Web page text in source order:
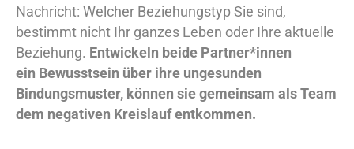
Nachricht: Welcher Beziehungstyp Sie sind,
bestimmt nicht Ihr ganzes Leben oder Ihre aktuelle
Beziehung. Entwickeln beide Partner*innen
ein Bewusstsein über ihre ungesunden
Bindungsmuster, können sie gemeinsam als Team
dem negativen Kreislauf entkommen.